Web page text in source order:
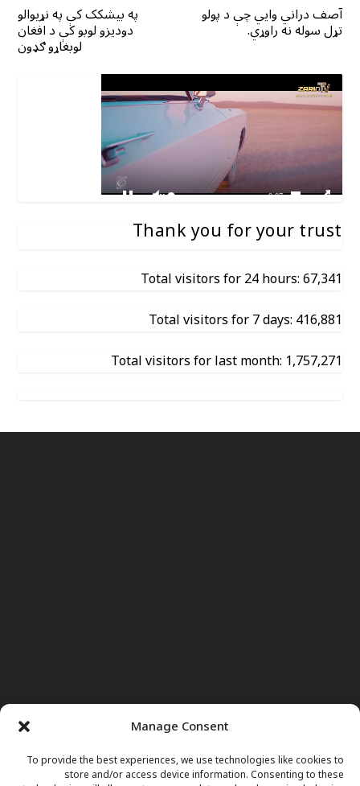
Manage Consent
To provide the best experiences, we use technologies like cookies to
store and/or access device information. Consenting to these
په بیشکک کې په نړیوالو
دودیزو لوبو کې د افغان
لوبغاړو ګډون
آصف دراني وايي چې د پولو
تړل سوله نه راوړي.
Thank you for your trust
Total visitors for 24 hours: 67,341
Total visitors for 7 days: 416,881
Total visitors for last month: 1,757,271